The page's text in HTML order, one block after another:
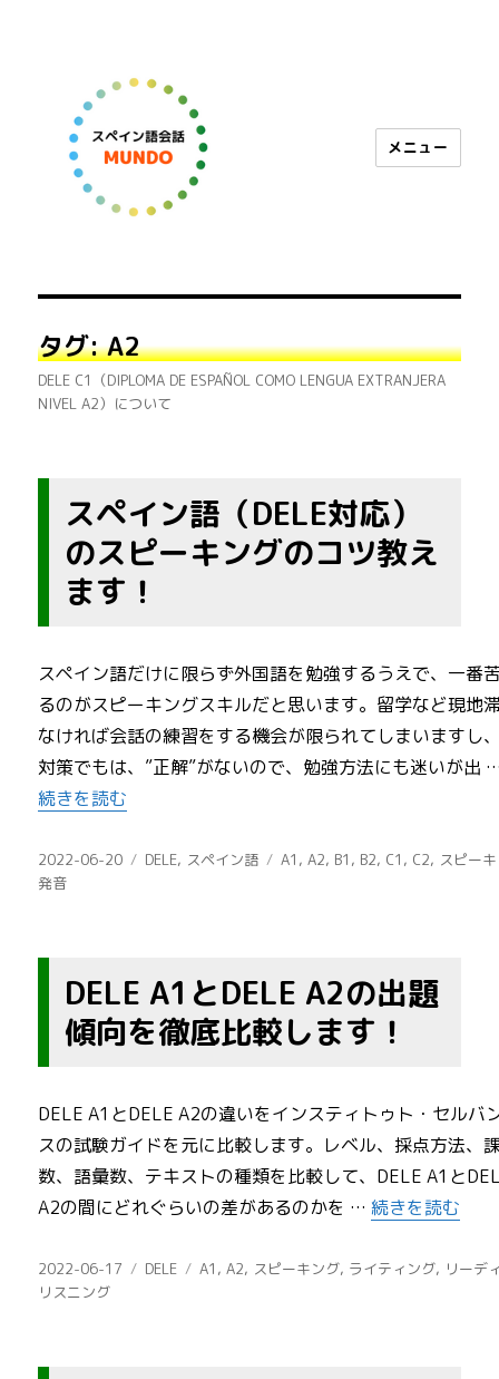
メニュー
タグ:A2
DELE C1（DIPLOMA DE ESPAÑOL COMO LENGUA EXTRANJERA
NIVEL A2）について
スペイン語（DELE対応）
のスピーキングのコツ教え
ます！
スペイン語だけに限らず外国語を勉強するうえで、一番
るのがスピーキングスキルだと思います。留学など現地
なければ会話の練習をする機会が限られてしまいますし
対策でもは、”正解”がないので、勉強方法にも迷いが出
“スペイン語（DELE対応）のスピーキングのコツ教えま
続きを読む
投
稿
2022-06-20
カ
DELE, スペイン語
タ
A1 ,A2, B1 , B2, C1 , C2, スピー
発音
DELE A1とDELE A2の出題
傾向を徹底比較します！
DELE A1とDELE A2の違いをインスティトゥト・セルバ
スの試験ガイドを元に比較します。レベル、採点方法、
数、語彙数、テキストの種類を比較して、DELE A1と
A2の間にどれぐらいの差があるのかを …“DELE A1と
続きを読む
投
稿
2022-06-17
カ
DELE
タ
A1 ,A2, スピーキング, ライティング, リーデ
リスニング